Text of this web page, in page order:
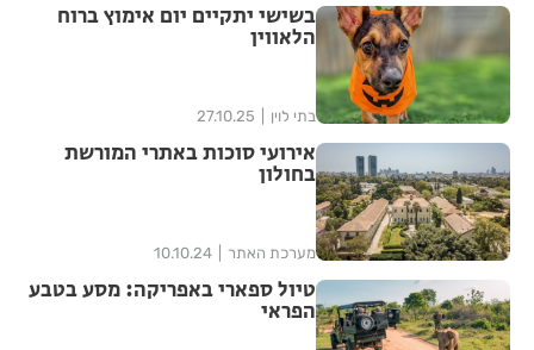
בשישי יתקיים יום אימוץ ברוח
הלאווין
בתי לוין 27.10.25
אירועי סוכות באתרי המורשת
בחולון
מערכת האתר 10.10.24
טיול ספארי באפריקה: מסע בטבע
הפראי